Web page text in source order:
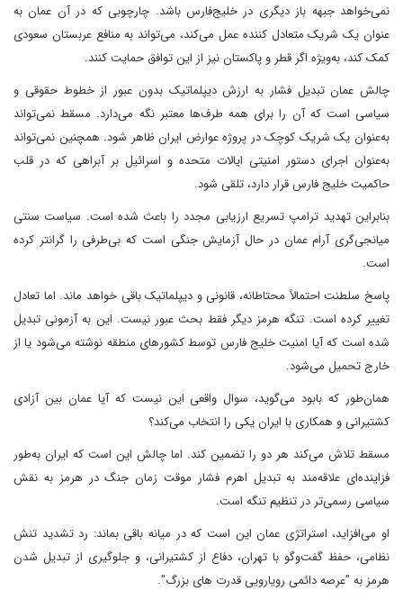
نمی‌خواهد جبهه باز دیگری در خلیج‌فارس باشد. چارچوبی که در آن عمان به
عنوان یک شریک متعادل کننده عمل می‌کند، می‌تواند به منافع عربستان سعودی
کمک کند، به‌ویژه اگر قطر و پاکستان نیز از این توافق حمایت کنند.
چالش عمان تبدیل فشار به ارزش دیپلماتیک بدون عبور از خطوط حقوقی و
سیاسی است که آن را برای همه طرف‌ها معتبر نگه می‌دارد. مسقط نمی‌تواند
به‌عنوان یک شریک کوچک در پروژه عوارض ایران ظاهر شود. همچنین نمی‌تواند
به‌عنوان اجرای دستور امنیتی ایالات متحده و اسرائیل بر آبراهی که در قلب
حاکمیت خلیج فارس قرار دارد، تلقی شود.
بنابراین تهدید ترامپ تسریع ارزیابی مجدد را باعث شده است. سیاست سنتی
میانجی‌گری آرام عمان در حال آزمایش جنگی است که بی‌طرفی را گرانتر کرده
است.
پاسخ سلطنت احتمالاً محتاطانه، قانونی و دیپلماتیک باقی خواهد ماند. اما تعادل
تغییر کرده است. تنگه هرمز دیگر فقط بحث عبور نیست. این به آزمونی تبدیل
شده است که آیا امنیت خلیج فارس توسط کشورهای منطقه نوشته می‌شود یا از
خارج تحمیل می‌شود.
همان‌طور که بابود می‌گوید، سوال واقعی این نیست که آیا عمان بین آزادی
کشتیرانی و همکاری با ایران یکی را انتخاب می‌کند؟
مسقط تلاش می‌کند هر دو را تضمین کند. اما چالش این است که ایران به‌طور
فزاینده‌ای علاقه‌مند به تبدیل اهرم فشار موقت زمان جنگ در هرمز به نقش
سیاسی رسمی‌تر در تنظیم تنگه است.
او می‌افزاید، استراتژی عمان این است که در میانه باقی بماند: رد تشدید تنش
نظامی، حفظ گفت‌وگو با تهران، دفاع از کشتیرانی، و جلوگیری از تبدیل شدن
هرمز به "عرصه دائمی رویارویی قدرت های بزرگ".